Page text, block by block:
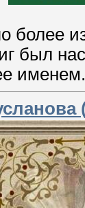
более
был
именем.